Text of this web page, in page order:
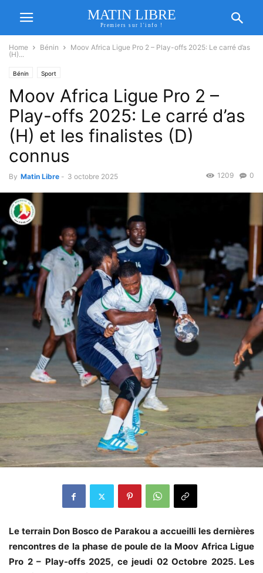
MATIN LIBRE
Premiers sur l'info !
Home Bénin
Moov Africa Ligue Pro 2 – Play-offs 2025: Le carré d’as
(H)...
Bénin Sport
Moov Africa Ligue Pro 2 –
Play-offs 2025: Le carré d’as
(H) et les finalistes (D)
connus
By Matin Libre - 3 octobre 2025 0
1209
Le terrain Don Bosco de Parakou a accueilli les dernières
rencontres de la phase de poule de la Moov Africa Ligue
Pro 2 – Play-offs 2025, ce jeudi 02 Octobre 2025. Les